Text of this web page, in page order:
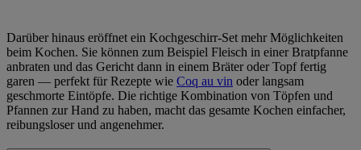
Darüber hinaus eröffnet ein Kochgeschirr-Set mehr Möglichkeiten
beim Kochen. Sie können zum Beispiel Fleisch in einer Bratpfanne
anbraten und das Gericht dann in einem Bräter oder Topf fertig
garen — perfekt für Rezepte wie Coq au vin oder langsam
geschmorte Eintöpfe. Die richtige Kombination von Töpfen und
Pfannen zur Hand zu haben, macht das gesamte Kochen einfacher,
reibungsloser und angenehmer.